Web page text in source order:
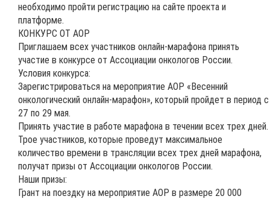
необходимо пройти регистрацию на сайте проекта и
платформе.
КОНКУРС ОТ АОР
Приглашаем всех участников онлайн-марафона принять
участие в конкурсе от Ассоциации онкологов России.
Условия конкурса:
Зарегистрироваться на мероприятие АОР «Весенний
онкологический онлайн-марафон», который пройдет в период с
27 по 29 мая.
Принять участие в работе марафона в течении всех трех дней.
Трое участников, которые проведут максимальное
количество времени в трансляции всех трех дней марафона,
получат призы от Ассоциации онкологов России.
Наши призы:
Грант на поездку на мероприятие АОР в размере 20 000